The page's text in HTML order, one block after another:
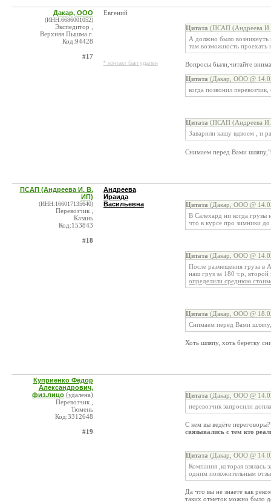
Дакар, ООО
(ИНН:6686001052)
Экспедитор ,
Верхняя Пышма г.
Код:94428
#17
Евгений
* контакт был удален
Цитата (ПСАП (Андреева
А должно было возникнуть
там возможность проехать
Вопросы были,читайте
Цитата (Дакар, ООО @
когда позвонил
Цитата (ПСАП (Андреева
Заварили кашу вдвоем , и
Снимаем перед Вами
ПСАП (Андреева И. В.
ИП)
(ИНН:166017135640)
Перевозчик ,
Казань
Код:153843
#18
Андреева
Ираида
Васильевна
Цитата (Дакар, ООО @
В Салехард ни когда грузы
что в курсе про зимники
Цитата (Дакар, ООО @
После размещения груза в
наш груз за 180 т.р,
определили среднюю
Цитата (Дакар, ООО @
Снимаем перед Вами
Хоть шляпу, хоть беретку
Куприенко Фёдор
Александрович,
физ.лицо (удалена)
Перевозчик ,
Тюмень
Код:3312648
#19
Цитата (Дакар, ООО @
перевозчик запросили
С кем вы ведёте
связывались с тем кто
Цитата (Дакар, ООО @
Компания ,которая взялась
одним положительным
Да что вы не знаете как
таких отметок можно было